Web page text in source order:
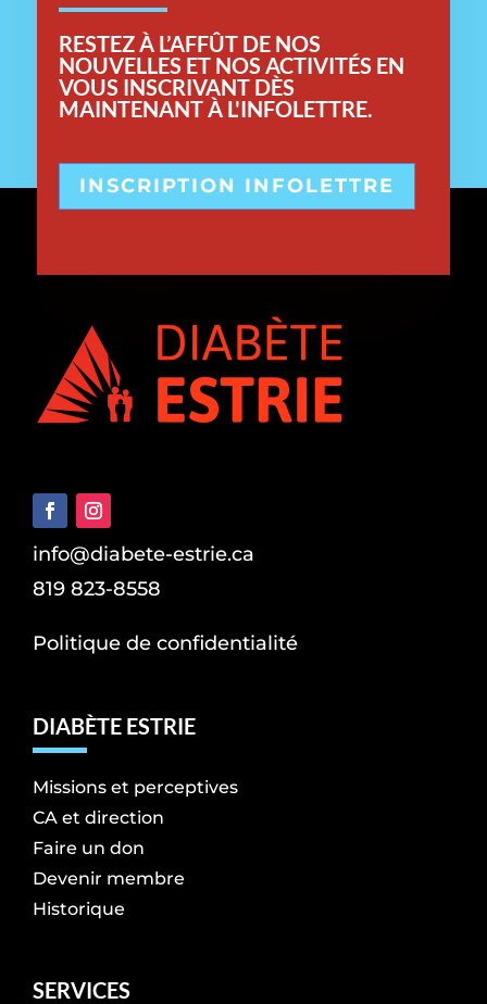
RESTEZÀ L’AFFÛT DE NOS
NOUVELLES ET NOS ACTIVITÉS EN
VOUS INSCRIVANT DÈS
MAINTENANT À L'INFOLETTRE.
INSCRIPTION INFOLETTRE
info@diabete-estrie.ca
819 823-8558
Politique de confidentialité
DIABÈTE ESTRIE
Missions et perceptives
CA et direction
Faire un don
Devenir membre
Historique
SERVICES